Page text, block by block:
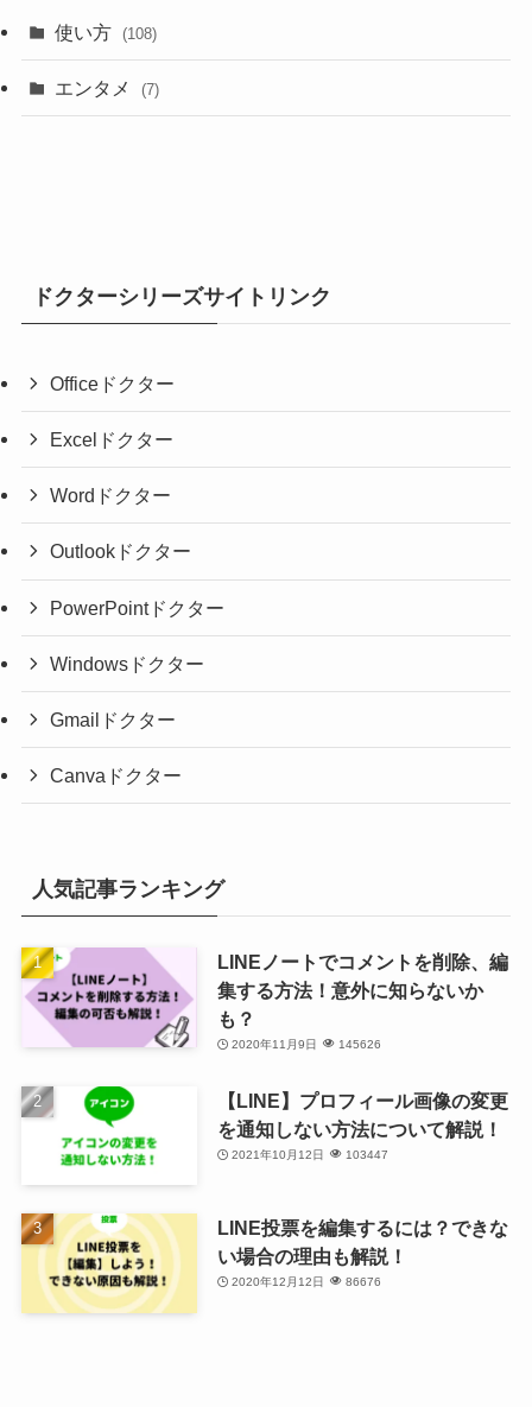
使い方 (108)
エンタメ (7)
ドクターシリーズサイトリンク
Officeドクター
Excelドクター
Wordドクター
Outlookドクター
PowerPointドクター
Windowsドクター
Gmailドクター
Canvaドクター
人気記事ランキング
LINEノートでコメントを削除、編
集する方法！意外に知らないか
も？
2020年11月9日 145626
【LINE】プロフィール画像の変更
を通知しない方法について解説！
2021年10月12日 103447
LINE投票を編集するには？できな
い場合の理由も解説！
2020年12月12日 86676